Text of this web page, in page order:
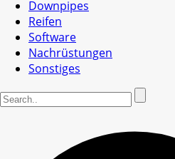
Downpipes
Reifen
Software
Nachrüstungen
Sonstiges